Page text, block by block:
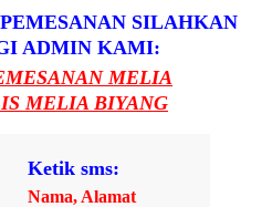
SILAHKAN
ADMIN KAMI:
MELIA
MELIA BIYANG
Ketik sms:
Nama, Alamat